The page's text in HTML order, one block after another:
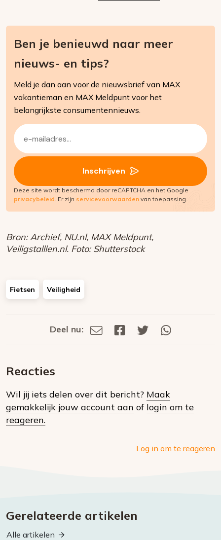
Ben je benieuwd naar meer
nieuws- en tips?
Meld je dan aan voor de nieuwsbrief van MAX
vakantieman en MAX Meldpunt voor het
belangrijkste consumentennieuws.
E-
mailadres
(Vereist)
Inschrijven
Deze site wordt beschermd door reCAPTCHA en het Google
privacybeleid. Er zijn servicevoorwaarden van toepassing.
Bron: Archief, NU.nl, MAX Meldpunt,
Veiligstalllen.nl. Foto: Shutterstock
Fietsen Veiligheid
Deel
social
Deel nu:
Deel
Deel
Deel
Reacties
Wil jij iets delen over dit bericht? Maak
gemakkelijk jouw account aan of login om te
reageren.
Log in om te reageren
Gerelateerde artikelen
Alle artikelen